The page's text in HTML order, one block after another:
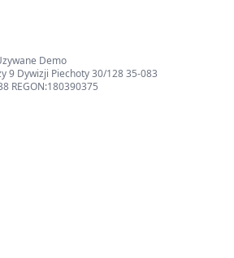
Demo
9 Dywizji Piechoty 30/128 35-083
REGON:180390375